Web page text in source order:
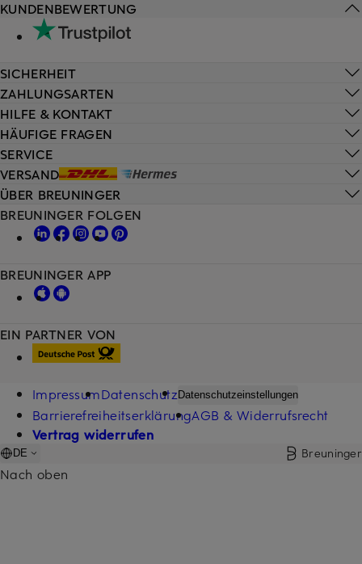
HILFE & KONTAKT
HÄUFIGE FRAGEN
SERVICE
VERSAND
KUNDENBEWERTUNG
SICHERHEIT
ZAHLUNGSARTEN
ÜBER BREUNINGER
EIN PARTNER VON
BREUNINGER FOLGEN
BREUNINGER APP
ImpressumDatenschutz Datenschutzeinstellungen
BarrierefreiheitserklärungAGB & Widerrufsrecht
Vertrag widerrufen
DE Breuninger
Nach oben